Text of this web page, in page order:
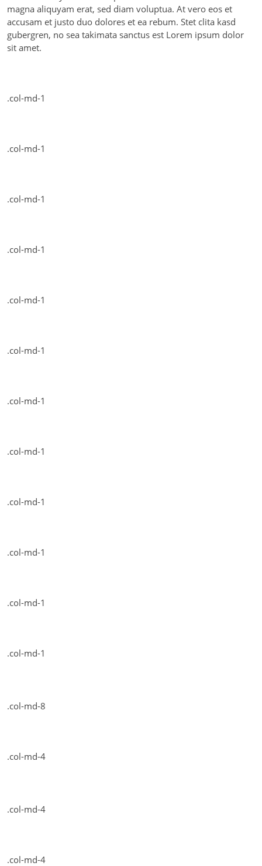
magna aliquyam erat, sed diam voluptua. At vero eos et
accusam et justo duo dolores et ea rebum. Stet clita kasd
gubergren, no sea takimata sanctus est Lorem ipsum dolor
sit amet.
.col-md-1
.col-md-1
.col-md-1
.col-md-1
.col-md-1
.col-md-1
.col-md-1
.col-md-1
.col-md-1
.col-md-1
.col-md-1
.col-md-1
.col-md-8
.col-md-4
.col-md-4
.col-md-4